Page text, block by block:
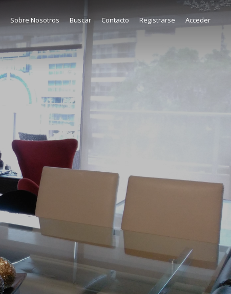
Registrarse Acceder
Sobre Nosotros Buscar Contacto